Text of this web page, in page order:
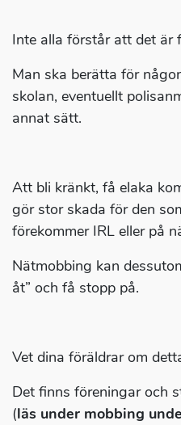
Inte alla förstår att det är
Man ska berätta för
skolan, eventuellt
annat sätt.
Att bli kränkt, få elaka
gör stor skada för den
förekommer IRL eller på
Nätmobbing kan
åt” och få stopp på.
Vet dina föräldrar om
Det finns föreningar och
(läs under mobbing